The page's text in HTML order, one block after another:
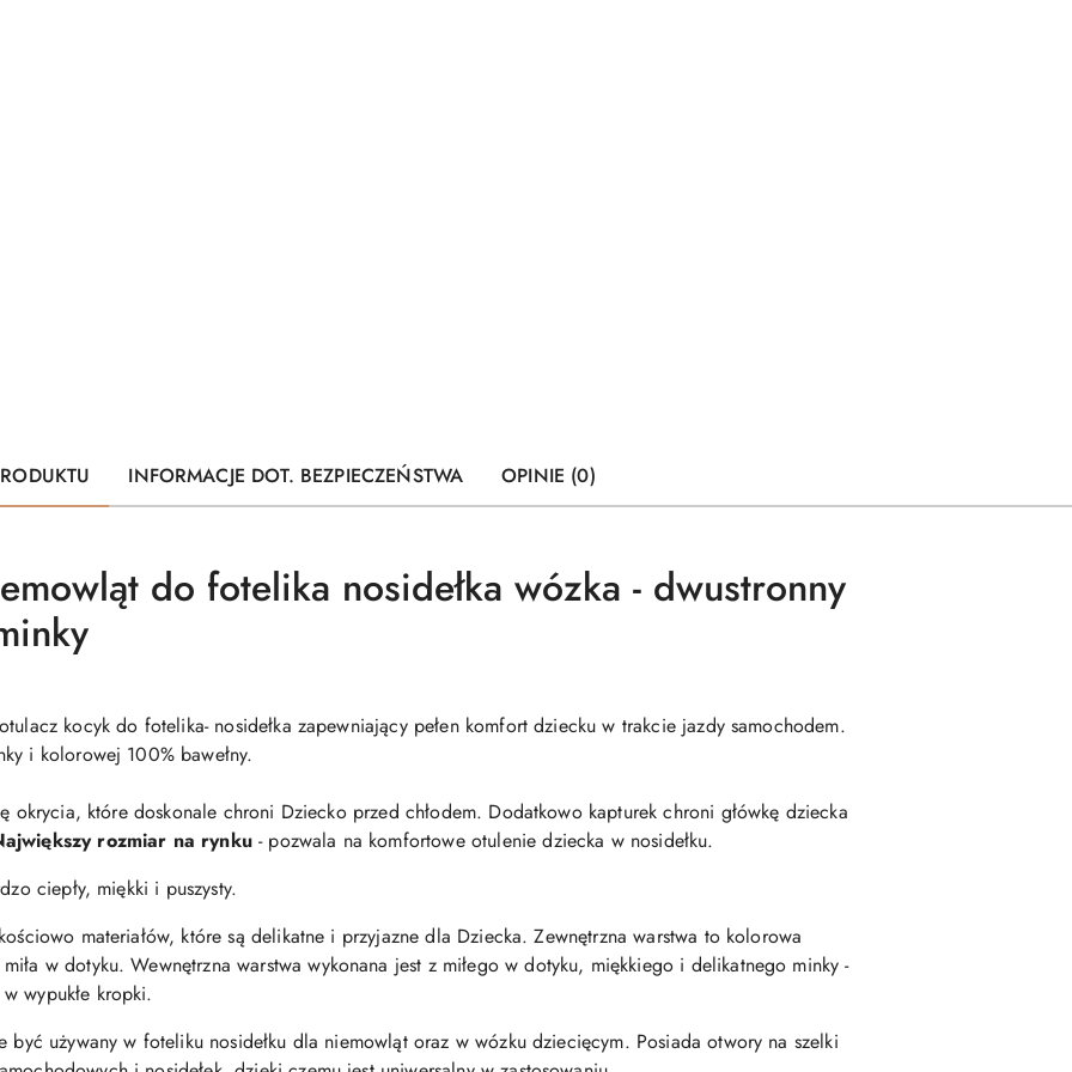
INFORMACJE DOT. BEZPIECZEŃSTWA OPINIE (0)
do fotelika nosidełka wózka - dwustronny
kocyk do fotelika- nosidełka zapewniający pełen komfort dziecku w trakcie jazdy samochodem.
i kolorowej 100% bawełny.
okrycia, które doskonale chroni Dziecko przed chłodem. Dodatkowo kapturek chroni główkę dziecka
rozmiar na rynku- pozwala na komfortowe otulenie dziecka w nosidełku.
ciepły, miękki i puszysty.
materiałów, które są delikatne i przyjazne dla Dziecka. Zewnętrzna warstwa to kolorowa
w dotyku. Wewnętrzna warstwa wykonana jest z miłego w dotyku, miękkiego i delikatnego minky -
wypukłe kropki.
być używany w foteliku nosidełku dla niemowląt oraz w wózku dziecięcym. Posiada otwory na szelki